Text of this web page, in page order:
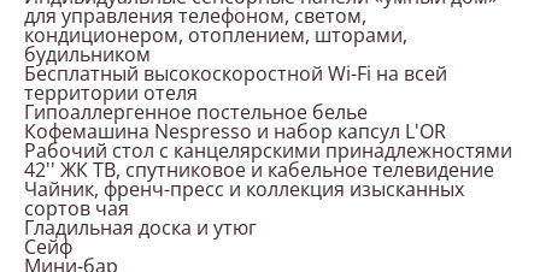
для управления телефоном, светом,
кондиционером, отоплением, шторами,
будильником
Бесплатный высокоскоростной Wi-Fi на всей
территории отеля
Гипоаллергенное постельное белье
Кофемашина Nespresso и набор капсул L'OR
Рабочий стол с канцелярскими принадлежностями
42'' ЖК ТВ, спутниковое и кабельное телевидение
Чайник, френч-пресс и коллекция изысканных
сортов чая
Гладильная доска и утюг
Сейф
Мини-бар